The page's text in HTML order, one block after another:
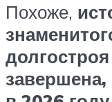
Похоже,
завершена,